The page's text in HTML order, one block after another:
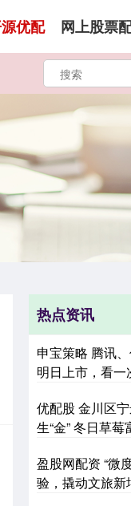
优配 网上股票
热点资讯
申宝策略 腾讯
明日上市，看
优配股 金川区
生“金” 冬日草莓
盈股网配资 “微
验，撬动文旅新